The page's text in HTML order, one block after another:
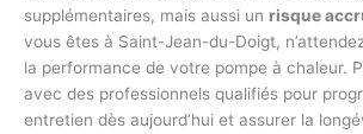
supplémentaires, mais aussi un risque
vous êtes à Saint-Jean-du-Doigt,
la performance de votre pompe à chaleur.
avec des professionnels qualifiés pour
entretien dès aujourd’hui et assurer la